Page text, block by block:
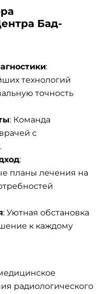
Бад-
:
технологий
точность
: Команда
с
:
планы лечения на
: Уютная обстановка
к каждому
радиологического